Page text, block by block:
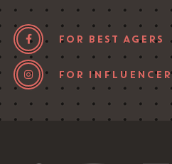
FOR BEST AGERS
FOR INFLUENCER